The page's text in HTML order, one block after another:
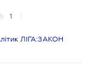
1
ЛІГА:ЗАКОН